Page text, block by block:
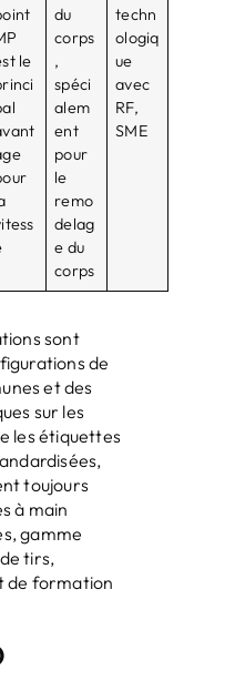
le
du
corps
,
spéci
alem
ent
pour
le
remo
delag
e du
corps
techn
ologiq
ue
avec
RF,
SME
sont
de
et des
sur les
les étiquettes
toujours
à main
gamme
tirs,
de formation